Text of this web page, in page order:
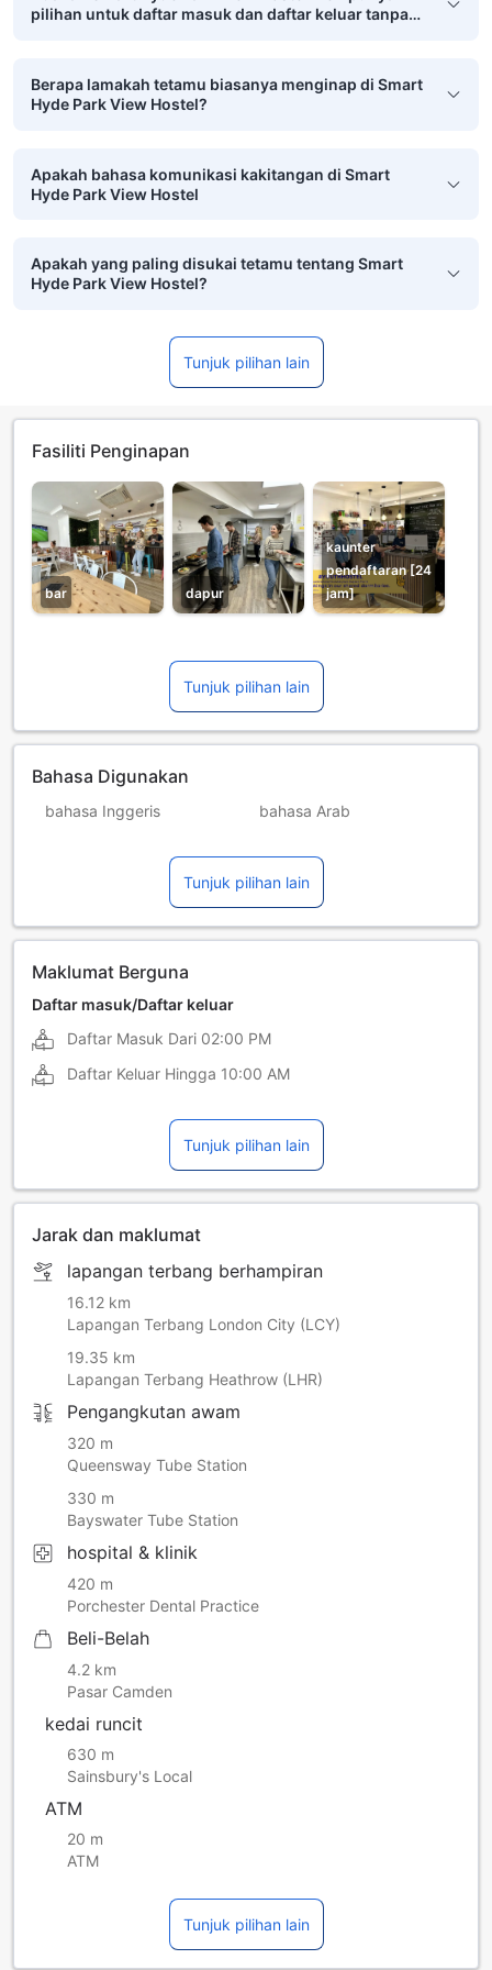
pilihan untuk daftar masuk dan daftar keluar tanpa
Berapa lamakah tetamu biasanya menginap di Smart
Hyde Park View Hostel?
Apakah bahasa komunikasi kakitangan di Smart
Hyde Park View Hostel
Apakah yang paling disukai tetamu tentang Smart
Hyde Park View Hostel?
Tunjuk pilihan lain
Fasiliti Penginapan
bar dapur
kaunter
pendaftaran [24
jam]
Tunjuk pilihan lain
Bahasa Digunakan
bahasa Inggeris bahasa Arab
bahasa Rusia
bahasa Sepanyol bahasa Ukraine
Tunjuk pilihan lain
Maklumat Berguna
Daftar masuk/Daftar keluar
Daftar Masuk Dari 02:00 PM
Daftar Keluar Hingga 10:00 AM
Tunjuk pilihan lain
Jarak dan maklumat
lapangan terbang berhampiran
16.12 km
Lapangan Terbang London City (LCY)
19.35 km
Lapangan Terbang Heathrow (LHR)
Pengangkutan awam
320 m
Queensway Tube Station
330 m
Bayswater Tube Station
hospital & klinik
420 m
Porchester Dental Practice
Beli-Belah
4.2 km
Pasar Camden
kedai runcit
630 m
Sainsbury's Local
ATM
20 m
ATM
Tunjuk pilihan lain